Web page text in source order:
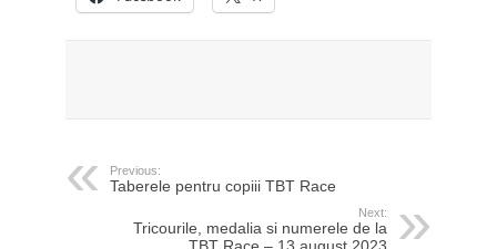
Previous:
Taberele pentru copiii TBT Race
Next:
Tricourile, medalia si numerele de la